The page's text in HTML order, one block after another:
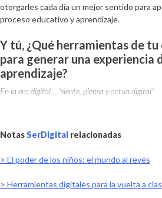
otorgarles cada día un mejor sentido para
proceso educativo y aprendizaje.
Y tú, ¿Qué herramientas de
para generar una experiencia
aprendizaje?
En la era digital… “siente, piensa y actúa digital”
NotasSerDigital relacionadas
> El poder de los niños: el mundo al revés
> Herramientas digitales para la vuelta a